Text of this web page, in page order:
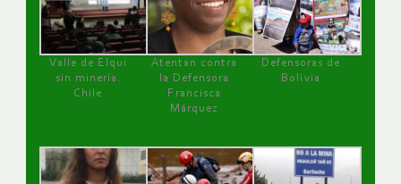
Valle de Elqui
sin minería.
Chile
Atentan contra
la Defensora
Francisca
Márquez
Defensoras de
Bolivia